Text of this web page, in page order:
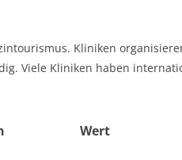
Kliniken
Viele Kliniken haben
Wert